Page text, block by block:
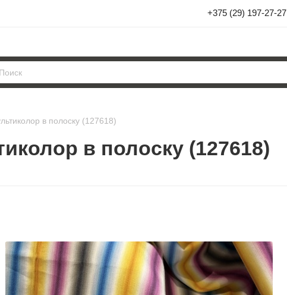
+375 (29) 197-27-27
в полоску (127618)
в полоску (127618)